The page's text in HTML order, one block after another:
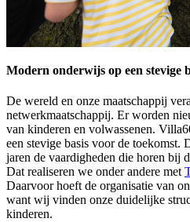
Modern onderwijs op een stevige
De wereld en onze maatschappij
netwerkmaatschappij. Er worden
van kinderen en volwassenen.
een stevige basis voor de toekomst.
jaren de vaardigheden die horen bij
Dat realiseren we onder andere met
Daarvoor hoeft de organisatie van
want wij vinden onze duidelijke
kinderen.